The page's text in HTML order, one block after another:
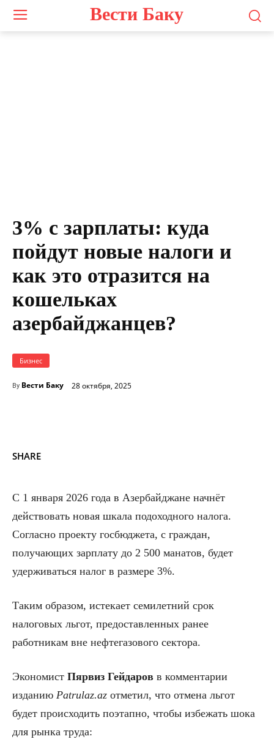
Вести Баку
3% с зарплаты: куда
пойдут новые налоги и
как это отразится на
кошельках
азербайджанцев?
Бизнес
By Вести Баку 28 октября, 2025
SHARE
С 1 января 2026 года в Азербайджане начнёт
действовать новая шкала подоходного налога.
Согласно проекту госбюджета, с граждан,
получающих зарплату до 2 500 манатов, будет
удерживаться налог в размере 3%.
Таким образом, истекает семилетний срок
налоговых льгот, предоставленных ранее
работникам вне нефтегазового сектора.
Экономист Пярвиз Гейдаров в комментарии
изданию Patrulaz.az отметил, что отмена льгот
будет происходить поэтапно, чтобы избежать шока
для рынка труда: